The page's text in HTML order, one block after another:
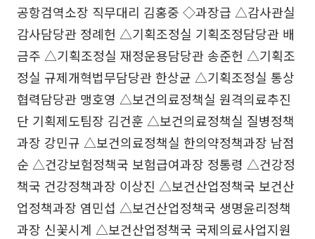
공항검역소장 직무대리 김홍중 ◇과장급 △감사관실
감사담당관 정례헌 △기획조정실 기획조정담당관 배
금주 △기획조정실 재정운용담당관 송준헌 △기획조
정실 규제개혁법무담당관 한상균 △기획조정실 통상
협력담당관 맹호영 △보건의료정책실 원격의료추진
단 기획제도팀장 김건훈 △보건의료정책실 질병정책
과장 강민규 △보건의료정책실 한의약정책과장 남점
순 △건강보험정책국 보험급여과장 정통령 △건강정
책국 건강정책과장 이상진 △보건산업정책국 보건산
업정책과장 염민섭 △보건산업정책국 생명윤리정책
과장 신꽃시계 △보건산업정책국 국제의료사업지원